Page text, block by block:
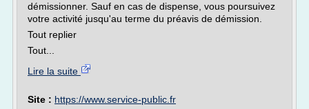
démissionner. Sauf en cas de dispense, vous poursuivez
votre activité jusqu'au terme du préavis de démission.
Tout replier
Tout...
Lire la suite
Site : https://www.service-public.fr